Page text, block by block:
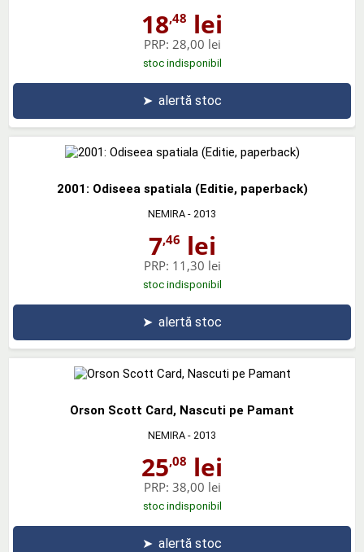
18,48 lei
PRP: 28,00 lei
stoc indisponibil
➤ alertă stoc
2001: Odiseea spatiala (Editie, paperback)
NEMIRA - 2013
7,46 lei
PRP: 11,30 lei
stoc indisponibil
➤ alertă stoc
Orson Scott Card, Nascuti pe Pamant
NEMIRA - 2013
25,08 lei
PRP: 38,00 lei
stoc indisponibil
➤ alertă stoc